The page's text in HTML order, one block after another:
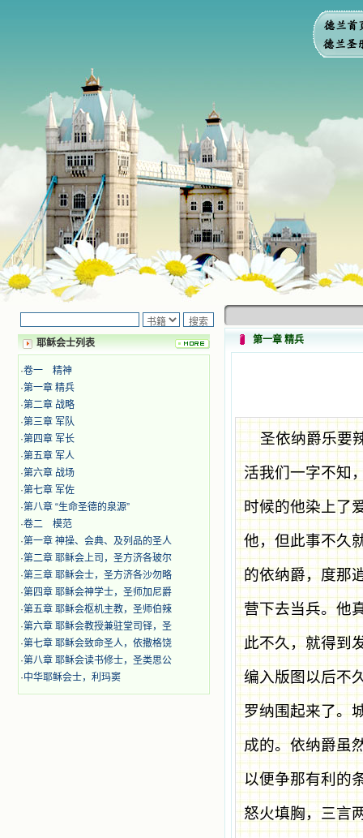
耶稣会士列表
·卷一 精神
·第一章 精兵
·第二章 战略
·第三章 军队
·第四章 军长
·第五章 军人
·第六章 战场
·第七章 军佐
·第八章 “生命圣德的泉源”
·卷二 模范
·第一章 神操、会典、及列品的圣人
·第二章 耶稣会上司，圣方济各玻尔
·第三章 耶稣会士，圣方济各沙勿略
·第四章 耶稣会神学士，圣师加尼爵
·第五章 耶稣会枢机主教，圣师伯辣
·第六章 耶稣会教授兼驻堂司铎，圣
·第七章 耶稣会致命圣人，依撒格饶
·第八章 耶稣会读书修士，圣类思公
·中华耶稣会士，利玛窦
第一章 精兵
圣依纳爵乐要
活我们一字不知
时候的他染上了
他，但此事不久
的依纳爵，度那
营下去当兵。他
此不久，就得到
编入版图以后不
罗纳围起来了。
成的。依纳爵虽
以便争那有利的
怒火填胸，三言